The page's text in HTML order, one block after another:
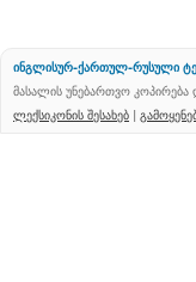
ინგლისურ-ქართულ-რუსული
მასალის უნებართვო
ლექსიკონის შესახებ |